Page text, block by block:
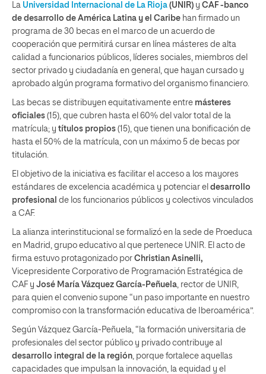
La Universidad Internacional de La Rioja (UNIR) y CAF -banco
de desarrollo de América Latina y el Caribe han firmado un
programa de 30 becas en el marco de un acuerdo de
cooperación que permitirá cursar en línea másteres de alta
calidad a funcionarios públicos, líderes sociales, miembros del
sector privado y ciudadanía en general, que hayan cursado y
aprobado algún programa formativo del organismo financiero.
Las becas se distribuyen equitativamente entre másteres
oficiales (15), que cubren hasta el 60% del valor total de la
matrícula; y títulos propios (15), que tienen una bonificación de
hasta el 50% de la matrícula, con un máximo 5 de becas por
titulación.
El objetivo de la iniciativa es facilitar el acceso a los mayores
estándares de excelencia académica y potenciar el desarrollo
profesional de los funcionarios públicos y colectivos vinculados
a CAF.
La alianza interinstitucional se formalizó en la sede de Proeduca
en Madrid, grupo educativo al que pertenece UNIR. El acto de
firma estuvo protagonizado por Christian Asinelli,
Vicepresidente Corporativo de Programación Estratégica de
CAF y José María Vázquez García-Peñuela , rector de UNIR,
para quien el convenio supone “un paso importante en nuestro
compromiso con la transformación educativa de Iberoamérica”.
Según Vázquez García-Peñuela, “la formación universitaria de
profesionales del sector público y privado contribuye al
desarrollo integral de la región , porque fortalece aquellas
capacidades que impulsan la innovación, la equidad y el